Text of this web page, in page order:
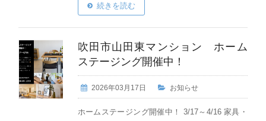
続きを読む
吹田市山田東マンション ホーム
ステージング開催中！
2026年03月17日 お知らせ
ホームステージング開催中！ 3/17～4/16 家具・